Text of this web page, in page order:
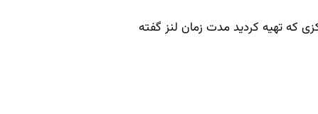
که تهیه کردید مدت زمان لنز گفته